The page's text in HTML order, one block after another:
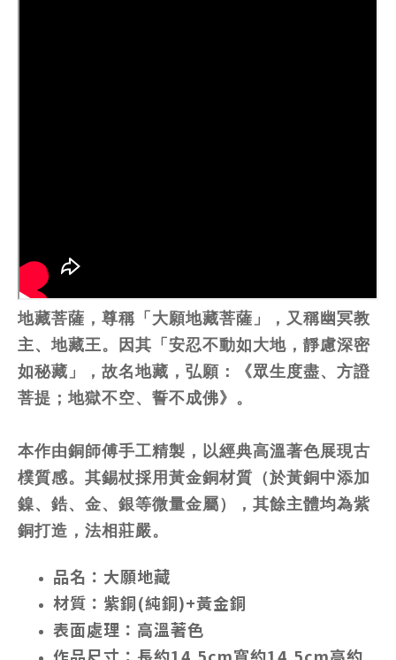
地藏菩薩，尊稱「大願地藏菩薩」，又稱幽冥教
主、地藏王。因其「安忍不動如大地，靜慮深密
如秘藏」，故名地藏，弘願：《眾生度盡、方證
菩提；地獄不空、誓不成佛》。
本作由銅師傅手工精製，以經典高溫著色展現古
樸質感。其錫杖採用黃金銅材質（於黃銅中添加
鎳、鋯、金、銀等微量金屬），其餘主體均為紫
銅打造，法相莊嚴。
品名：大願地藏
材質：紫銅(純銅)+黃金銅
表面處理：高溫著色